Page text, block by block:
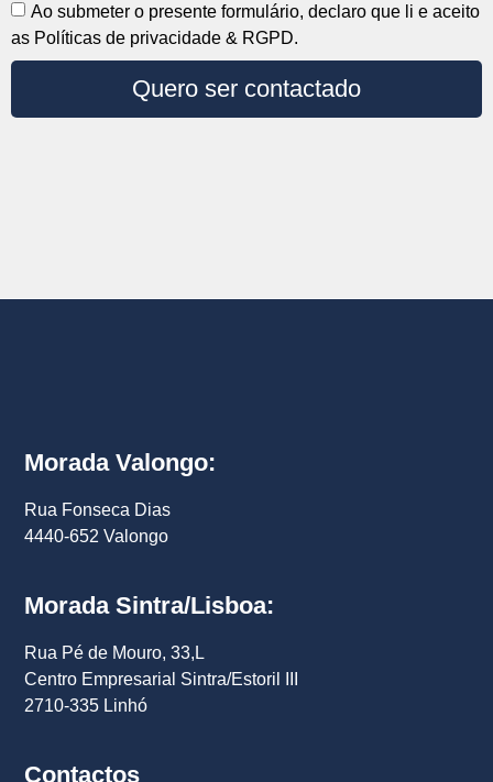
Ao submeter o presente formulário, declaro que li e aceito
as Políticas de privacidade & RGPD.
Quero ser contactado
Morada Sintra/Lisboa:
Rua Pé de Mouro, 33,L
Centro Empresarial Sintra/Estoril III
2710-335 Linhó
Contactos
Morada Valongo:
Rua Fonseca Dias
4440-652 Valongo